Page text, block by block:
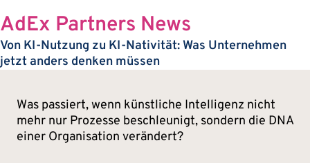
AdEx Partners News
Von KI-Nutzung zu KI-Nativität: Was Unternehmen
jetzt anders denken müssen
Was passiert, wenn künstliche Intelligenz nicht
mehr nur Prozesse beschleunigt, sondern die DNA
einer Organisation verändert?